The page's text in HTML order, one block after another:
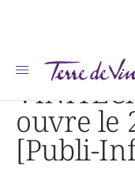
Accueil VINITECH-SIFEL 2016
ouvre le
[Publi-